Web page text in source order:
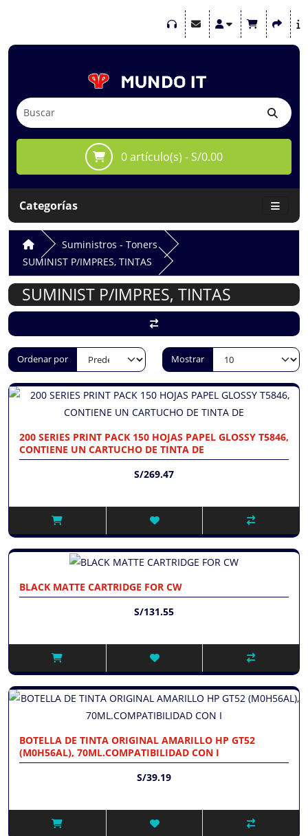
0 artículo(s) - S/0.00
Categorías
Suministros - Toners
SUMINIST P/IMPRES, TINTAS
SUMINIST P/IMPRES, TINTAS
Ordenar por Mostrar
200 SERIES PRINT PACK 150 HOJAS PAPEL GLOSSY T5846,
CONTIENE UN CARTUCHO DE TINTA DE
S/269.47
BLACK MATTE CARTRIDGE FOR CW
S/131.55
BOTELLA DE TINTA ORIGINAL AMARILLO HP GT52
(M0H56AL), 70ML.COMPATIBILIDAD CON I
S/39.19